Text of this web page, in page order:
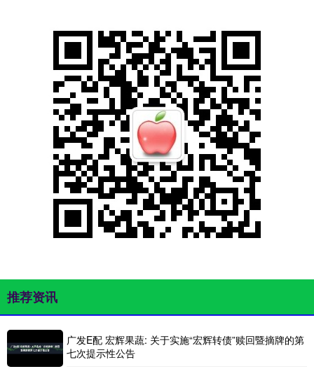
推荐资讯
广发E配 宏辉果蔬: 关于实施“宏辉转债”赎回暨摘牌的第
七次提示性公告